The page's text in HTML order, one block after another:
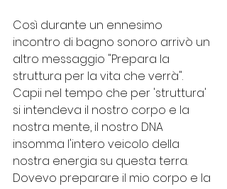
Così durante un ennesimo
incontro di bagno sonoro arrivò un
altro messaggio "Prepara la
struttura per la vita che verrà".
Capii nel tempo che per 'struttura'
si intendeva il nostro corpo e la
nostra mente, il nostro DNA
insomma l'intero veicolo della
nostra energia su questa terra.
Dovevo preparare il mio corpo e la